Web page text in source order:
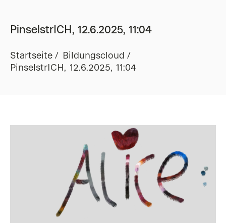
PinselstrICH, 12.6.2025, 11:04
Startseite
Bildungscloud
PinselstrICH, 12.6.2025, 11:04